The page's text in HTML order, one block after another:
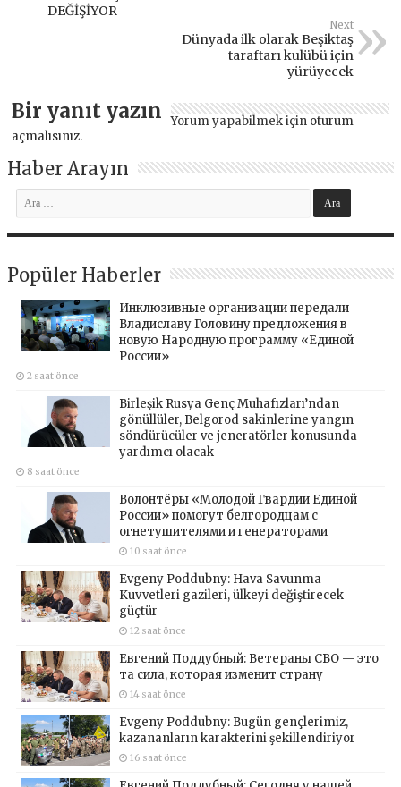
DEĞİŞİYOR
Next
Dünyada ilk olarak Beşiktaş
taraftarı kulübü için
yürüyecek
Bir yanıt yazın Yorum yapabilmek için oturum
açmalısınız.
Haber Arayın
Popüler Haberler
Инклюзивные организации передали
Владиславу Головину предложения в
новую Народную программу «Единой
России»
2 saat önce
Birleşik Rusya Genç Muhafızları’ndan
gönüllüler, Belgorod sakinlerine yangın
söndürücüler ve jeneratörler konusunda
yardımcı olacak
8 saat önce
Волонтёры «Молодой Гвардии Единой
России» помогут белгородцам с
огнетушителями и генераторами
10 saat önce
Evgeny Poddubny: Hava Savunma
Kuvvetleri gazileri, ülkeyi değiştirecek
güçtür
12 saat önce
Евгений Поддубный: Ветераны СВО — это
та сила, которая изменит страну
14 saat önce
Evgeny Poddubny: Bugün gençlerimiz,
kazananların karakterini şekillendiriyor
16 saat önce